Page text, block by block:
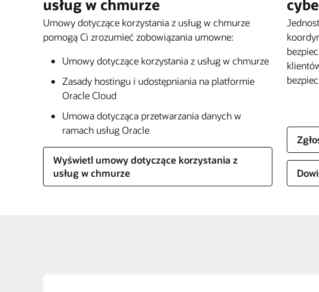
usług w chmurze
Umowy dotyczące korzystania z usług w chmurze
pomogą Ci zrozumieć zobowiązania umowne:
Umowy dotyczące korzystania z usług w chmurze
Zasady hostingu i udostępniania na platformie
Oracle Cloud
Umowa dotycząca przetwarzania danych w
ramach usług Oracle
Wyświetl umowy dotyczące korzystania z
usług w chmurze